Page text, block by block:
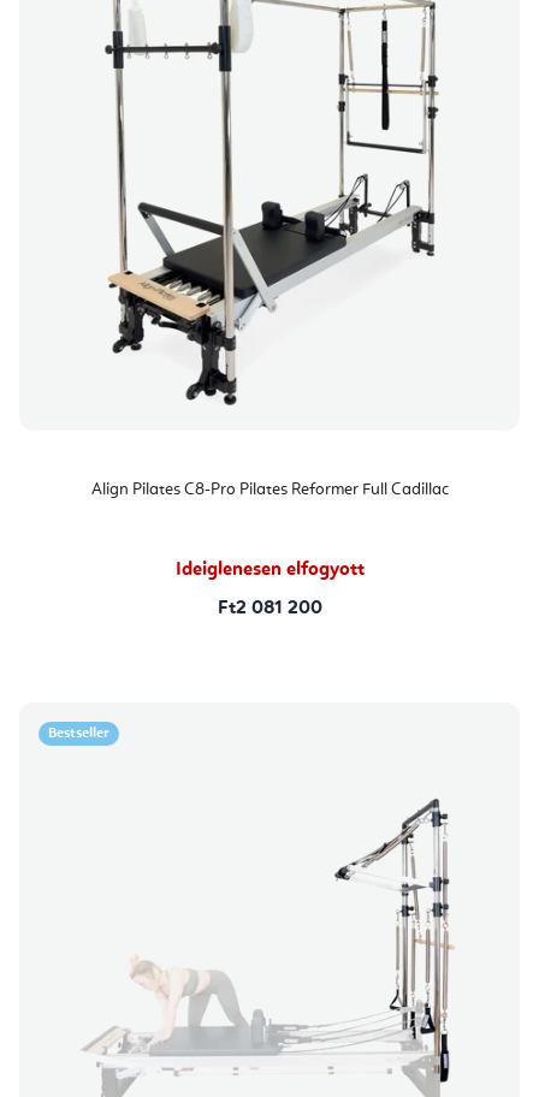
Align Pilates C8-Pro Pilates Reformer Full Cadillac
Ideiglenesen elfogyott
Ft2 081 200
Bestseller